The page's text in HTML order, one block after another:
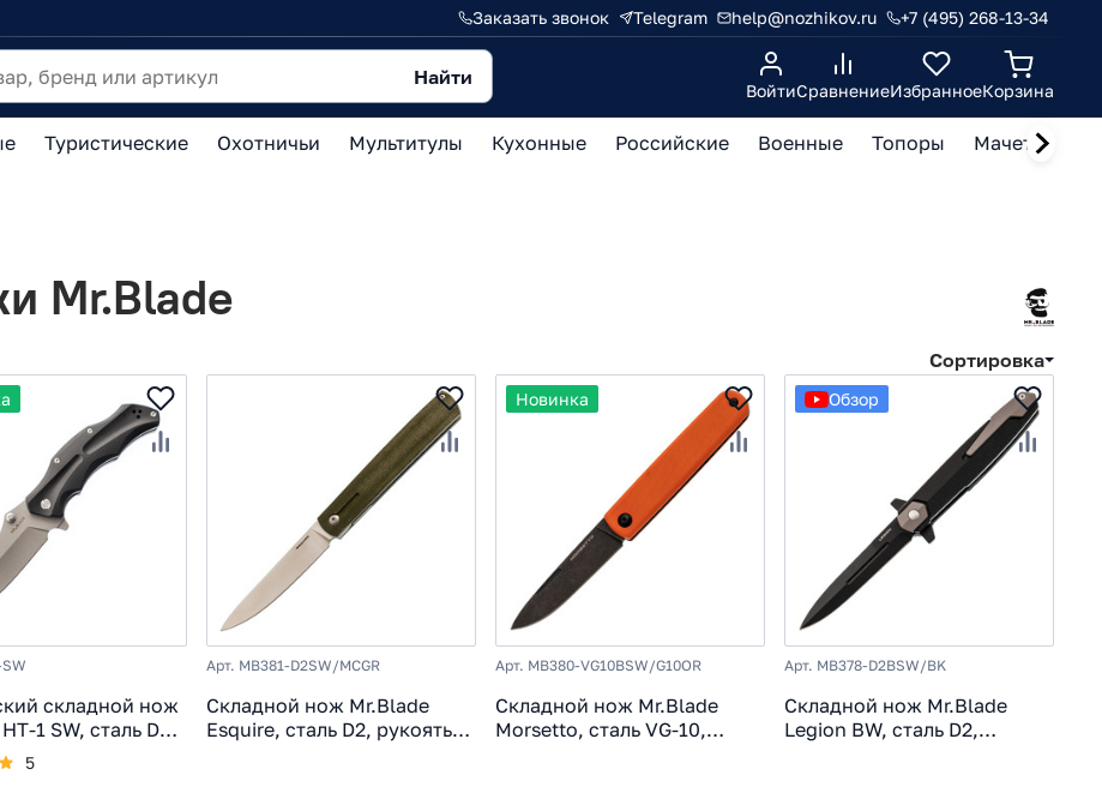
Заказать звонок Telegram help@nozhikov.ru +7 (495) 268-13-34
Найти
ВойтиСравнениеИзбранноеКорзина
Туристические Охотничьи Мультитулы Кухонные Российские Военные Топоры Мачете,
Mr.Blade
Сортировка
складной нож
1 SW, сталь D2,
5
Арт. MB381-D2SW/MCGR
Складной нож Mr.Blade
Esquire, сталь D2, рукоять
Новинка
Арт. MB380-VG10BSW/G10OR
Складной нож Mr.Blade
Morsetto, сталь VG-10,
Обзор
Арт. MB378-D2BSW/BK
Складной нож Mr.Blade
Legion BW, сталь D2,